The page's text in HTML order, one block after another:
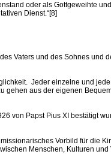
oder als Gottgeweihte
Dienst.“[8]
Vaters und des Sohnes und
Jeder einzelne und
gehen aus der eigenen
von Papst Pius XI bestätigt
Vorbild für die
Menschen, Kulturen